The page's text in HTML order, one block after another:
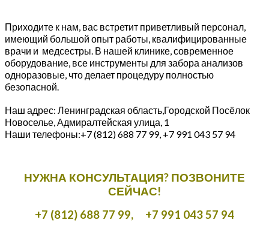
Приходите к нам, вас встретит приветливый персонал,
имеющий большой опыт работы, квалифицированные
врачи и медсестры. В нашей клинике, современное
оборудование, все инструменты для забора анализов
одноразовые, что делает процедуру полностью
безопасной.
Наш адрес: Ленинградская область,Городской Посёлок
Новоселье, Адмиралтейская улица, 1
Наши телефоны:+7 (812) 688 77 99, +7 991 043 57 94
НУЖНА КОНСУЛЬТАЦИЯ? ПОЗВОНИТЕ
СЕЙЧАС!
+7 (812) 688 77 99, +7 991 043 57 94